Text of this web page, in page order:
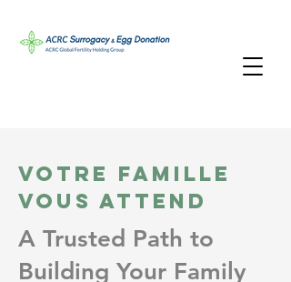
Votre famille
vous attend
A Trusted Path to
Building Your Family